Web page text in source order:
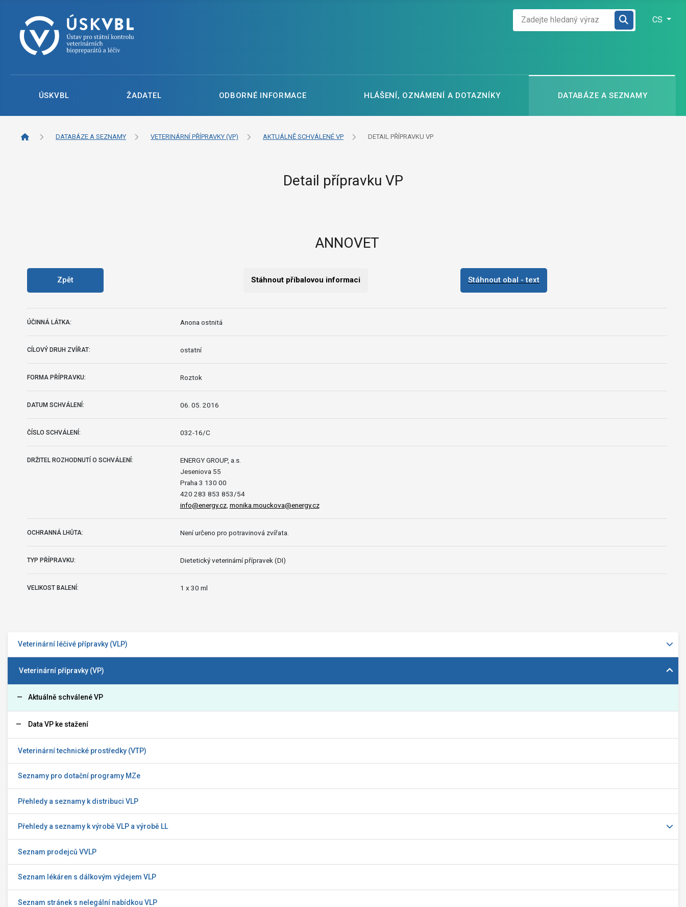
CS
ÚSKVBL ŽADATEL ODBORNÉ INFORMACE HLÁŠENÍ, OZNÁMENÍ A DOTAZNÍKY DATABÁZE A SEZNAMY
DATABÁZE A SEZNAMY VETERINÁRNÍ PŘÍPRAVKY (VP) AKTUÁLNĚ SCHVÁLENÉ VP DETAIL PŘÍPRAVKU VP
Veterinární léčivé přípravky (VLP)
Veterinární přípravky (VP)
Aktuálně schválené VP
Data VP ke stažení
Veterinární technické prostředky (VTP)
Seznamy pro dotační programy MZe
Přehledy a seznamy k distribuci VLP
Přehledy a seznamy k výrobě VLP a výrobě LL
Seznam prodejců VVLP
Seznam lékáren s dálkovým výdejem VLP
Seznam stránek s nelegální nabídkou VLP
Detail přípravku VP
ANNOVET
Zpět Stáhnout příbalovou informaci Stáhnout obal - text
ÚČINNÁ LÁTKA: Anona ostnitá
CÍLOVÝ DRUH ZVÍŘAT: ostatní
FORMA PŘÍPRAVKU: Roztok
DATUM SCHVÁLENÍ: 06. 05. 2016
ČÍSLO SCHVÁLENÍ: 032-16/C
DRŽITEL ROZHODNUTÍ O SCHVÁLENÍ:
ENERGY GROUP, a.s.
Jeseniova 55
Praha 3 130 00
420 283 853 853/54
info@energy.cz, monika.mouckova@energy.cz
OCHRANNÁ LHŮTA: Není určeno pro potravinová zvířata.
TYP PŘÍPRAVKU: Dietetický veterinární přípravek (DI)
VELIKOST BALENÍ: 1 x 30 ml